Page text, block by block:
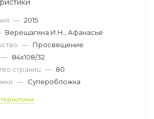
— 2015
Верещагина И.Н., Афанасье
— Просвещение
— 84x108/32
страниц — 80
— Суперобложка